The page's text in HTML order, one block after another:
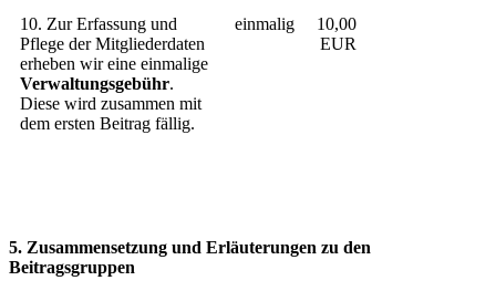
10. Zur Erfassung und
Pflege der Mitgliederdaten
erheben wir eine einmalige
Verwaltungsgebühr.
Diese wird zusammen mit
dem ersten Beitrag fällig.
einmalig
10,00
EUR
5. Zusammensetzung und Erläuterungen zu den
Beitragsgruppen